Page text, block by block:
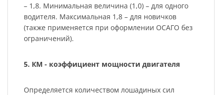
– 1,8. Минимальная величина (1,0) – для одного
водителя. Максимальная 1,8 – для новичков
(также применяется при оформлении ОСАГО без
ограничений).
5. КМ - коэффициент мощности двигателя
Определяется количеством лошадиных сил